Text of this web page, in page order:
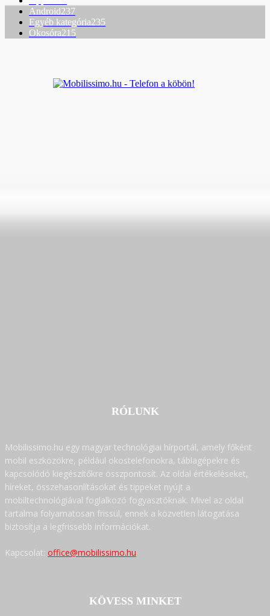
Android237
Egyéb kategória235
Okosóra215
RÓLUNK
Mobilissimo.hu egy magyar technológiai hírportál, amely főként
mobil eszközökre, például okostelefonokra, táblagépekre és
kapcsolódó kiegészítőkre összpontosít. Az oldal értékeléseket,
híreket, összehasonlításokat és tippeket nyújt a
mobiltechnológiával foglalkozó fogyasztóknak. Mivel az oldal
tartalma folyamatosan frissül, ennek a közvetlen látogatása
biztosítja a legfrissebb információkat.
Kapcsolat: office@mobilissimo.hu
KÖVESS MINKET